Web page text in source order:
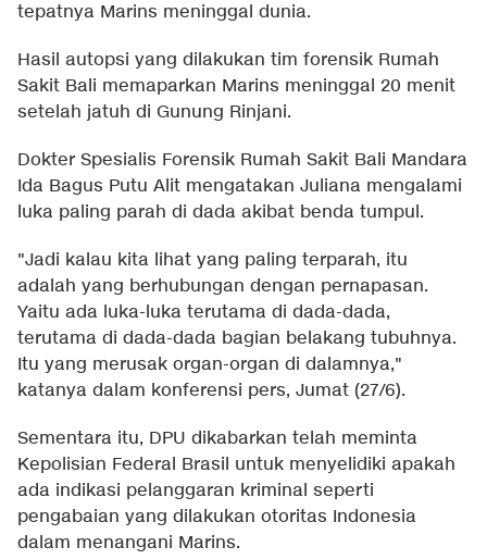
tepatnya Marins meninggal dunia.
Hasil autopsi yang dilakukan tim forensik Rumah
Sakit Bali memaparkan Marins meninggal 20 menit
setelah jatuh di Gunung Rinjani.
Dokter Spesialis Forensik Rumah Sakit Bali Mandara
Ida Bagus Putu Alit mengatakan Juliana mengalami
luka paling parah di dada akibat benda tumpul.
"Jadi kalau kita lihat yang paling terparah, itu
adalah yang berhubungan dengan pernapasan.
Yaitu ada luka-luka terutama di dada-dada,
terutama di dada-dada bagian belakang tubuhnya.
Itu yang merusak organ-organ di dalamnya,"
katanya dalam konferensi pers, Jumat (27/6).
Sementara itu, DPU dikabarkan telah meminta
Kepolisian Federal Brasil untuk menyelidiki apakah
ada indikasi pelanggaran kriminal seperti
pengabaian yang dilakukan otoritas Indonesia
dalam menangani Marins.